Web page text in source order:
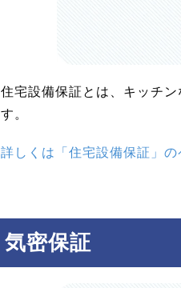
住宅設備保証とは、キッチ
す。
詳しくは「住宅設備保証」の
気密保証